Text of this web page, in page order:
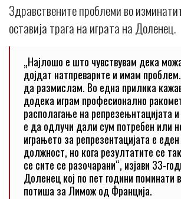
Здравствените проблеми во
оставија трага на играта на Доленец.
„Најлошо е што чувствувам дека
дојдат натпреварите и имам
да размислам. Во една прилика
додека играм професионално
располагање на репрезењнтацијата
е да одлучи дали сум потребен или
играњето за репрезентацијата е еден
должност, но кога резултатите се
се сите се разочарани“, изјави 33-
Доленец кој по пет години поминати
потиша за Лимож од Франција.